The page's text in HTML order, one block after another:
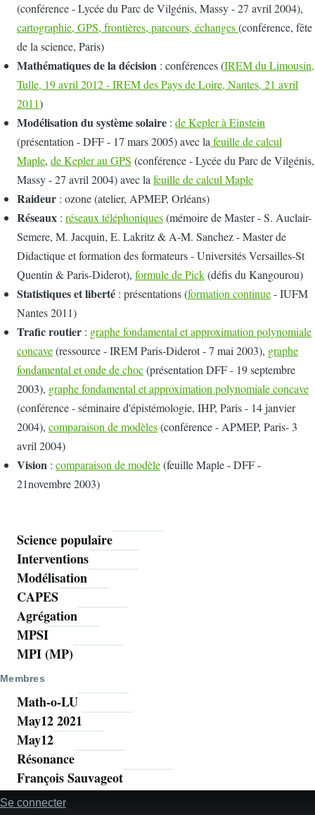
(conférence - Lycée du Parc de Vilgénis, Massy - 27 avril 2004),
cartographie, GPS, frontières, parcours, échanges(conférence, fête
de la science, Paris)
Mathématiques de la décision : conférences (IREM du Limousin,
Tulle, 19 avril 2012 - IREM des Pays de Loire, Nantes, 21 avril
2011)
Modélisation du système solaire : de Kepler à Einstein
(présentation - DFF - 17 mars 2005) avec la feuille de calcul
Maple, de Kepler au GPS (conférence - Lycée du Parc de Vilgénis,
Massy - 27 avril 2004) avec la feuille de calcul Maple
Raideur : ozone (atelier, APMEP, Orléans)
Réseaux : réseaux téléphoniques(mémoire de Master - S. Auclair-
Semere, M. Jacquin, E. Lakritz & A-M. Sanchez - Master de
Didactique et formation des formateurs - Universités Versailles-St
Quentin & Paris-Diderot), formule de Pick(défis du Kangourou)
Statistiques et liberté : présentations (formation continue- IUFM
Nantes 2011)
Trafic routier : graphe fondamental et approximation polynomiale
concave(ressource - IREM Paris-Diderot - 7 mai 2003), graphe
fondamental et onde de choc(présentation DFF - 19 septembre
2003), graphe fondamental et approximation polynomiale concave
(conférence - séminaire d'épistémologie, IHP, Paris - 14 janvier
2004), comparaison de modèles(conférence - APMEP, Paris- 3
avril 2004)
Vision : comparaison de modèle(feuille Maple - DFF -
21novembre 2003)
Mathoms
Science populaire
Interventions
Modélisation
CAPES
Agrégation
MPSI
MPI (MP)
Membres
Math-o-LU
May12 2021
May12
Résonance
François Sauvageot
Menu
Se connecter